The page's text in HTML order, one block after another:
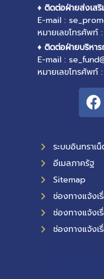
♦ ติดต่อฝ่ายส่งเส
E-mail :
หมายเลขโทรศัพท์
♦ ติดต่อฝ่ายบริหา
E-mail :
หมายเลขโทรศัพท์
ระบบอินทราเ
อีเมลภาครัฐ
Sitemap
ช่องทางแจ้งเ
ช่องทางแจ้งเ
ช่องทางแจ้งเ